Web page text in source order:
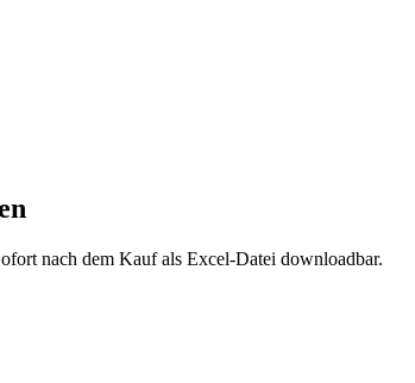
nach dem Kauf als Excel-Datei downloadbar.